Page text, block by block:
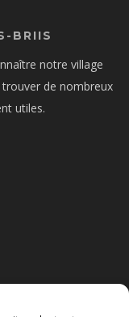
BRIIS
notre village
de nombreux
utiles.